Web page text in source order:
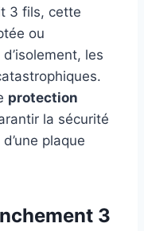
3 fils, cette
ou
les
protection
la sécurité
plaque
3